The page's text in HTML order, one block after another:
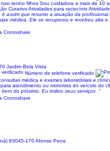
tenho filhos Sou cuidadora a mais de 10
Curativo Atividades para raciocínio
assim que resumo a atuação da
médica. Ele se recuperou e recebeu alta
Cronoshare
Jardim Bela Vista
Número de telefone verificado
médica e exames laboratóriais e
atendimento ou motorista do veículo do
do próximo. Eu indico seus serviços ."
Cronoshare
83045-170 Afonso Pena